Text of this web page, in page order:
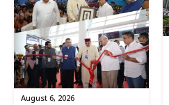
August 6, 2026